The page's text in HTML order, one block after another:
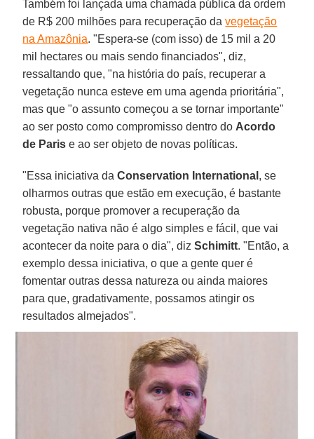
Também foi lançada uma chamada pública da ordem
de R$ 200 milhões para recuperação davegetação
na Amazônia. "Espera-se (com isso) de 15 mil a 20
mil hectares ou mais sendo financiados", diz,
ressaltando que, "na história do país, recuperar a
vegetação nunca esteve em uma agenda prioritária",
mas que "o assunto começou a se tornar importante"
ao ser posto como compromisso dentro do Acordo
de Paris e ao ser objeto de novas políticas.
"Essa iniciativa daConservation International , se
olharmos outras que estão em execução, é bastante
robusta, porque promover a recuperação da
vegetação nativa não é algo simples e fácil, que vai
acontecer da noite para o dia", dizSchimitt. "Então, a
exemplo dessa iniciativa, o que a gente quer é
fomentar outras dessa natureza ou ainda maiores
para que, gradativamente, possamos atingir os
resultados almejados".